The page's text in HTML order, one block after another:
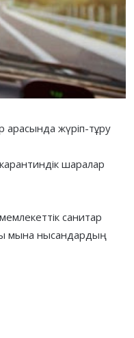
жүріп-тұру
шаралар
санитар
мына нысандардың